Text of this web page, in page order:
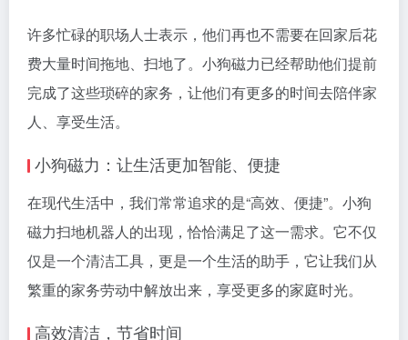
许多忙碌的职场人士表示，他们再也不需要在回家后花
费大量时间拖地、扫地了。小狗磁力已经帮助他们提前
完成了这些琐碎的家务，让他们有更多的时间去陪伴家
人、享受生活。
小狗磁力：让生活更加智能、便捷
在现代生活中，我们常常追求的是“高效、便捷”。小狗
磁力扫地机器人的出现，恰恰满足了这一需求。它不仅
仅是一个清洁工具，更是一个生活的助手，它让我们从
繁重的家务劳动中解放出来，享受更多的家庭时光。
高效清洁，节省时间